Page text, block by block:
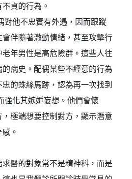
貞的行為。
對他不忠實有外遇，因而跟蹤
伴隨著激動情緒，甚至攻擊行
年男性是高危險群。這些人往
病史。配偶某些不經意的行為
的蛛絲馬跡，認為再一次找到
強化其嫉妒妄想。他們會懷
極端想要控制對方，顯示潛意
感。
醫的對象常不是精神科，而是